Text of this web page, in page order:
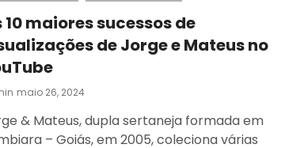
10 maiores sucessos de
de Jorge e Mateus no
Posted
Maio 26, 2024
& Mateus, dupla sertaneja formada em
– Goiás, em 2005, coleciona várias